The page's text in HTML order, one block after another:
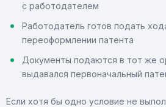
с работодателем
Работодатель готов подать
переоформлении патента
Документы подаются в тот же
выдавался первоначальный
Если хотя бы одно условие не